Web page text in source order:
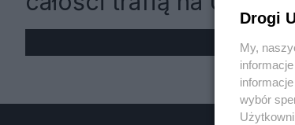
Drogi
My,
wybór